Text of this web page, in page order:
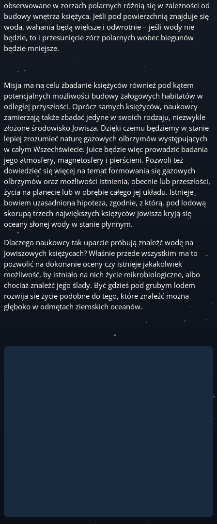
obserwowane w zorzach polarnych różnią się w zależności od
budowy wnętrza księżyca. Jeśli pod powierzchnią znajduje się
woda, wahania będą większe i odwrotnie – jeśli wody nie
będzie, to i przesunięcie zórz polarnych wobec biegunów
będzie mniejsze.
Misja ma na celu zbadanie księżyców również pod kątem
potencjalnych możliwości budowy załogowych habitatów w
odległej przyszłości. Oprócz samych księżyców, naukowcy
zamierzają także zbadać jedyne w swoich rodzaju, niezwykle
złożone środowisko Jowisza. Dzięki czemu będziemy w stanie
lepiej zrozumieć naturę gazowych olbrzymów występujących
w całym Wszechświecie. Juice będzie więc prowadzić badania
jego atmosfery, magnetosfery i pierścieni. Pozwoli też
dowiedzieć się więcej na temat formowania się gazowych
olbrzymów oraz możliwości istnienia, obecnie lub przeszłości,
życia na planecie lub w obrębie całego jej układu. Istnieje
bowiem uzasadniona hipoteza, zgodnie, z którą, pod lodową
skorupą trzech największych księżyców Jowisza kryją się
oceany słonej wody w stanie płynnym.
Dlaczego naukowcy tak uparcie próbują znaleźć wodę na
Jowiszowych księżycach? Właśnie przede wszystkim ma to
pozwolić na dokonanie oceny czy istnieje jakakolwiek
możliwość, by istniało na nich życie mikrobiologiczne, albo
chociaż znaleźć jego ślady. Być gdzieś pod grubym lodem
rozwija się życie podobne do tego, które znaleźć można
głęboko w odmętach ziemskich oceanów.